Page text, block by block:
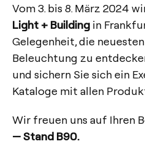
Vom 3. bis 8. März 2024
Light + Building in
Gelegenheit, die
Beleuchtung zu
und sichern Sie sich ein
Kataloge mit allen
Wir freuen uns auf Ihren
— Stand B90.